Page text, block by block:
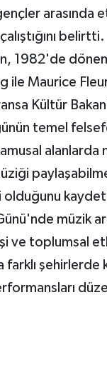
arasında
belirtti.
1982'de
ile Maurice
Kültür
günün temel
alanlarda
olduğunu
müzik
ve toplumsal
farklı şehirlerde